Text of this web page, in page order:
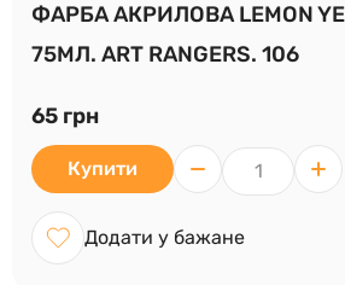
ФАРБА АКРИЛОВА LEMON
75МЛ. ART RANGERS. 106
65 грн
Купити
Додати у бажане